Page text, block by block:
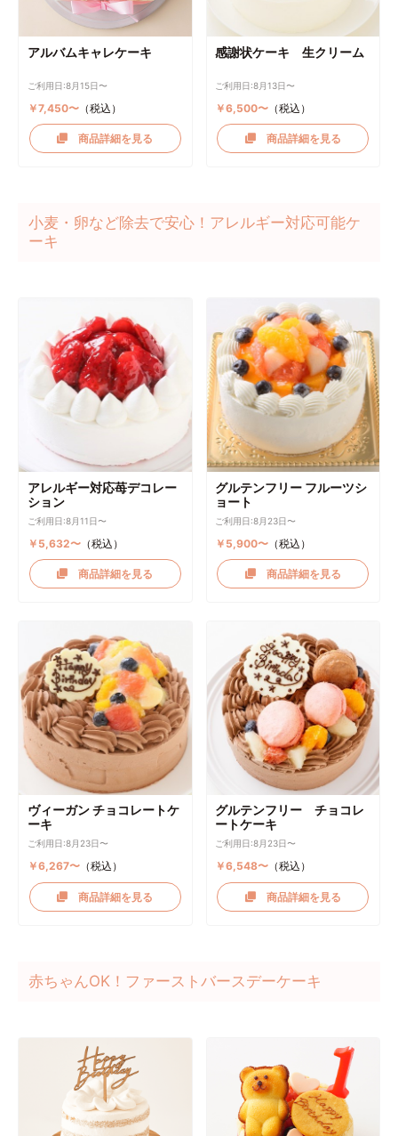
アルバムキャレケーキ
ご利用日:8月15日〜
￥7,450〜（税込）
商品詳細を見る
感謝状ケーキ 生クリーム
ご利用日:8月13日〜
￥6,500〜 （税込）
商品詳細を見る
小麦・卵など除去で安心！アレルギー対応可能ケ
ーキ
アレルギー対応苺デコレー
ション
ご利用日:8月11日〜
￥5,632〜（税込）
商品詳細を見る
グルテンフリー フルーツシ
ョート
ご利用日:8月23日〜
￥5,900〜 （税込）
商品詳細を見る
ヴィーガン チョコレートケ
ーキ
ご利用日:8月23日〜
￥6,267〜（税込）
商品詳細を見る
グルテンフリー チョコレ
ートケーキ
ご利用日:8月23日〜
￥6,548〜 （税込）
商品詳細を見る
赤ちゃんOK！ファーストバースデーケーキ